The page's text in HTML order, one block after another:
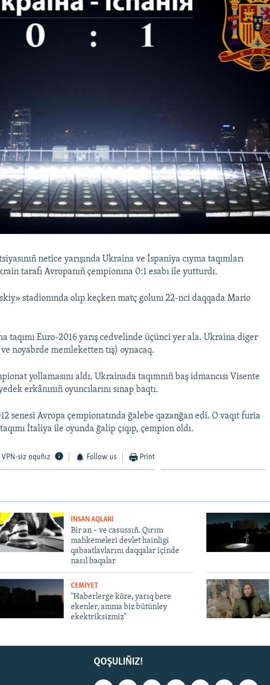
netice yarışında Ukraina ve İspaniya cıyma taqımları
tarafı Avropanıñ çempionına 0:1 esabı ile yutturdı.
stadionında olıp keçken matç golunı 22-nci daqqada Mario
taqımı Euro-2016 yarış cedvelinde üçünci yer ala. Ukraina diger
noyabrde memleketten tış) oynacaq.
yollamasını aldı. Ukrainada taqımnıñ baş idmancısı Visente
erkânınıñ oyuncılarını sınap baqtı.
senesi Avropa çempionatında ğalebe qazanğan edi. O vaqıt furia
İtaliya ile oyunda ğalip çıqıp, çempion oldı.
VPN-siz oquñız Follow us Print
İNSAN AQLARI
Bir an – ve casussıñ. Qırım
mahkemeleri devlet hainligi
qabaatlavlarını daqqalar içinde
nasıl baqalar
CEMİYET
"Haberlerge köre, yarıq bere
ekenler, amma biz bütünley
ekektriksizmiz"
QOŞULIÑIZ!